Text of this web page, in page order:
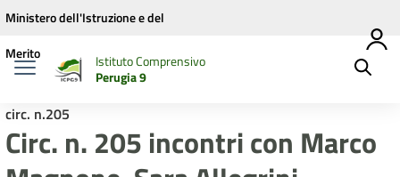
Vai ai contenuti
Vai al menu di navigazione
Vai al footer
Ministero dell'Istruzione e del
Merito
Istituto Comprensivo
Perugia 9
circ. n.205
Circ. n. 205 incontri con Marco